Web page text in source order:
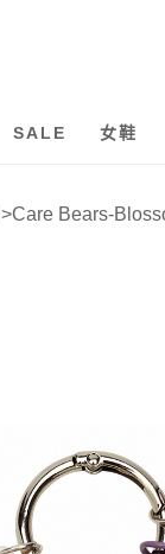
SALE 女鞋
>Care Bears-